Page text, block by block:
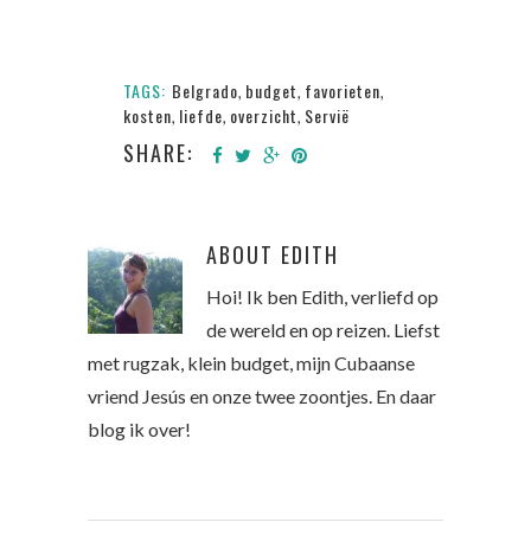
TAGS: Belgrado, budget, favorieten,
kosten, liefde, overzicht, Servië
SHARE:
ABOUT EDITH
Hoi! Ik ben Edith, verliefd op
de wereld en op reizen. Liefst
met rugzak, klein budget, mijn Cubaanse
vriend Jesús en onze twee zoontjes. En daar
blog ik over!